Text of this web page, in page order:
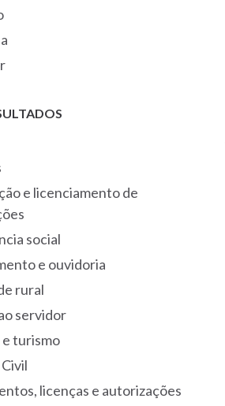
social
e ouvidoria
rural
ao servidor
e turismo
Civil
licenças e autorizações